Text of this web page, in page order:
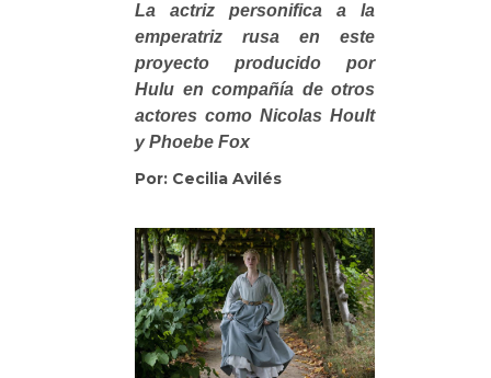
La actriz personifica a la
emperatriz rusa en este
proyecto producido por
Hulu en compañía de otros
actores como Nicolas Hoult
y Phoebe Fox
Por: Cecilia Avilés